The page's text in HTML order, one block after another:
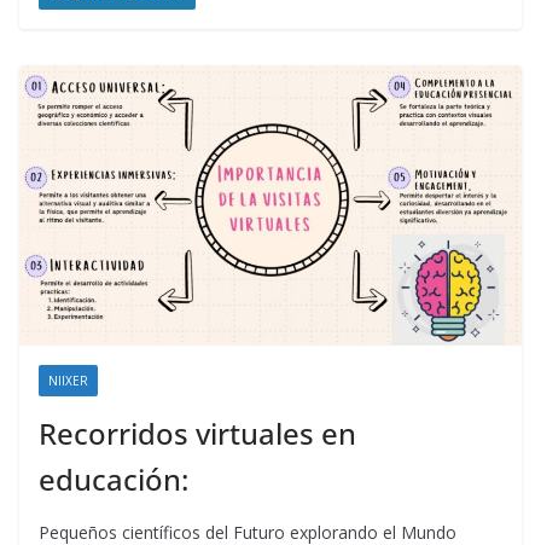
NIIXER
Recorridos virtuales en
educación:
Pequeños científicos del Futuro explorando el Mundo